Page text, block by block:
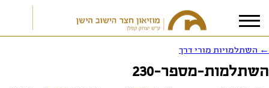
אני מאשר/ת אתתנאי הפרטיות
← השתלמויות מורי דרך
השתלמות-מספר-230